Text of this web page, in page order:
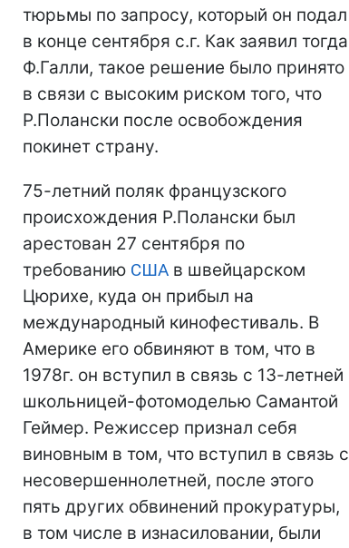
тюрьмы по запросу, который он подал
в конце сентября с.г. Как заявил тогда
Ф.Галли, такое решение было принято
в связи с высоким риском того, что
Р.Полански после освобождения
покинет страну.
75-летний поляк французского
происхождения Р.Полански был
арестован 27 сентября по
требованию США в швейцарском
Цюрихе, куда он прибыл на
международный кинофестиваль. В
Америке его обвиняют в том, что в
1978г. он вступил в связь с 13-летней
школьницей-фотомоделью Самантой
Геймер. Режиссер признал себя
виновным в том, что вступил в связь с
несовершеннолетней, после этого
пять других обвинений прокуратуры,
в том числе в изнасиловании, были